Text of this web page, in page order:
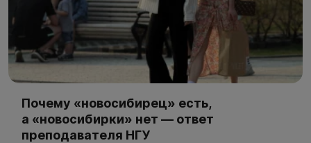
Почему «новосибирец» есть,
а «новосибирки» нет — ответ
преподавателя НГУ